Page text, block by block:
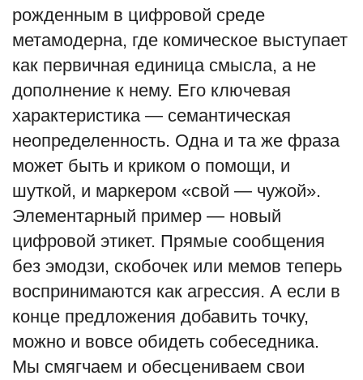
рожденным в цифровой среде
метамодерна, где комическое выступает
как первичная единица смысла, а не
дополнение к нему. Его ключевая
характеристика — семантическая
неопределенность. Одна и та же фраза
может быть и криком о помощи, и
шуткой, и маркером «свой — чужой».
Элементарный пример — новый
цифровой этикет. Прямые сообщения
без эмодзи, скобочек или мемов теперь
воспринимаются как агрессия. А если в
конце предложения добавить точку,
можно и вовсе обидеть собеседника.
Мы смягчаем и обесцениваем свои